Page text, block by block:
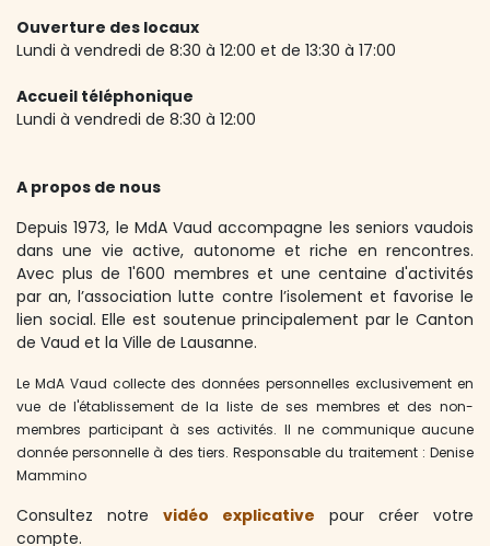
Ouverture des locaux
Lundi à vendredi de 8:30 à 12:00 et de 13:30 à 17:00
Accueil téléphonique
Lundi à vendredi de 8:30 à 12:00
A propos de nous
Depuis 1973, le MdA Vaud accompagne les seniors vaudois
dans une vie active, autonome et riche en rencontres.
Avec plus de 1'600 membres et une centaine d'activités
par an, l’association lutte contre l’isolement et favorise le
lien social. Elle est soutenue principalement par le Canton
de Vaud et la Ville de Lausanne.
Le MdA Vaud collecte des données personnelles exclusivement en
vue de l'établissement de la liste de ses membres et des non-
membres participant à ses activités. Il ne communique aucune
donnée personnelle à des tiers. Responsable du traitement : Denise
Mammino
Consultez notre vidéo expli​cative pour créer votre
compte.